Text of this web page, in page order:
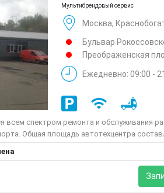
Мультибрендовый сервис
Москва,
Бульвар
Преображенская
Ежедневно: 09:00 -
всем спектром ремонта и обслуживания
Общая площадь автотехцентра